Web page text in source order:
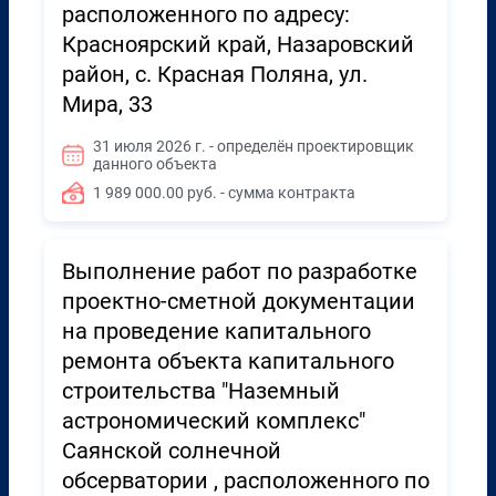
расположенного по адресу:
Красноярский край, Назаровский
район, с. Красная Поляна, ул.
Мира, 33
31 июля 2026 г. - определён проектировщик
данного объекта
1 989 000.00 руб. - сумма контракта
Выполнение работ по разработке
проектно-сметной документации
на проведение капитального
ремонта объекта капитального
строительства "Наземный
астрономический комплекс"
Саянской солнечной
обсерватории , расположенного по